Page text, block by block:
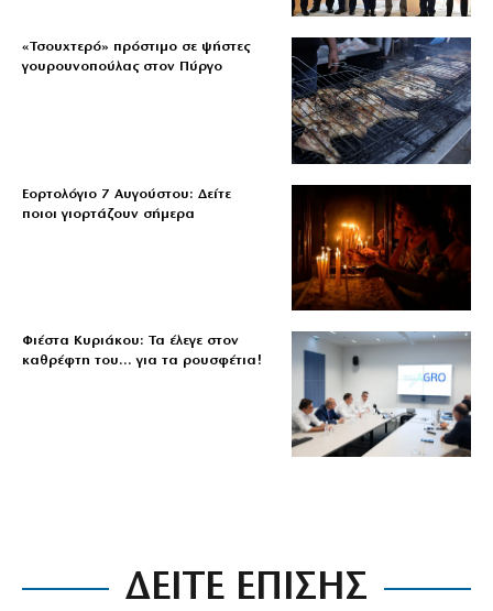
«Τσουχτερό» πρόστιμο σε ψήστες
γουρουνοπούλας στον Πύργο
Εορτολόγιο 7 Αυγούστου: Δείτε
ποιοι γιορτάζουν σήμερα
Φιέστα Κυριάκου: Τα έλεγε στον
καθρέφτη του… για τα ρουσφέτια!
ΔΕΙΤΕ ΕΠΙΣΗΣ